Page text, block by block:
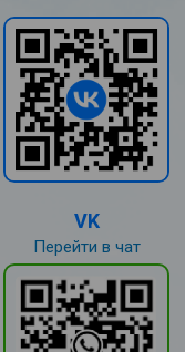
VK
Перейти в чат